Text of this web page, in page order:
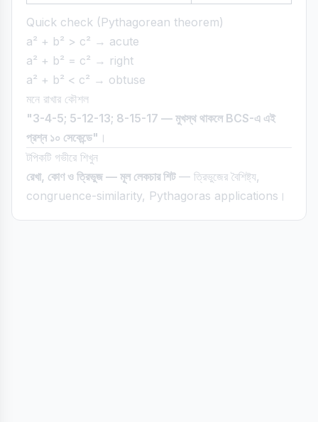
Quick check (Pythagorean theorem)
a² + b² > c² → acute
a² + b² = c² → right
a² + b² < c² → obtuse
মনে রাখার কৌশল
"3-4-5; 5-12-13; 8-15-17 — মুখস্থ থাকলে BCS-এ এই
প্রশ্ন ১০ সেকেন্ডে" ।
টপিকটি গভীরে শিখুন
রেখা, কোণ ও ত্রিভুজ — মূল লেকচার শিট— ত্রিভুজের বৈশিষ্ট্য,
congruence-similarity, Pythagoras applications।